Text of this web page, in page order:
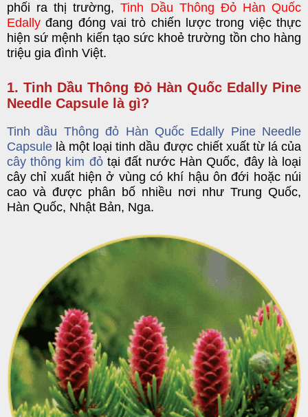
phối ra thị trường,Tinh Dầu Thông Đỏ Hàn Quốc
Edally đang đóng vai trò chiến lược trong việc thực
hiện sứ mệnh kiến tạo sức khoẻ trường tồn cho hàng
triệu gia đình Việt.
1. Tinh Dầu Thông Đỏ Hàn Quốc Edally Pine
Needle Capsule là gì?
Tinh dầu Thông đỏ Hàn Quốc Edally Pine Needle
Capsule là một loại tinh dầu được chiết xuất từ lá của
cây thông kim đỏtại đất nước Hàn Quốc, đây là loại
cây chỉ xuất hiện ở vùng có khí hậu ôn đới hoặc núi
cao và được phân bố nhiều nơi như Trung Quốc,
Hàn Quốc, Nhật Bản, Nga.